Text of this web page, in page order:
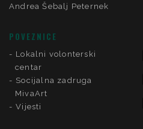
Andrea Šebalj Peternek
POVEZNICE
Lokalni volonterski
centar
Socijalna zadruga
MivaArt
Vijesti